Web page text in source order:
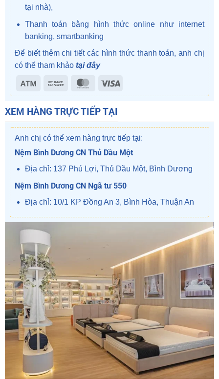
tại nhà),
Thanh toán bằng hình thức online như internet
banking, smartbanking
Để biết thêm chi tiết các hình thức thanh toán, anh chị
có thể tham khảo tại đây
Atm
Bank
Transfer
MasterCard
XEM HÀNG TRỰC TIẾP TẠI
Anh chị có thể xem hàng trực tiếp tại:
Nệm Bình Dương CN Thủ Dầu Một
Địa chỉ: 137 Phú Lợi, Thủ Dầu Một, Bình Dương
Nệm Bình Dương CN Ngã tư 550
Địa chỉ: 10/1 KP Đồng An 3, Bình Hòa, Thuận An